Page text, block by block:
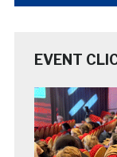
EVENT